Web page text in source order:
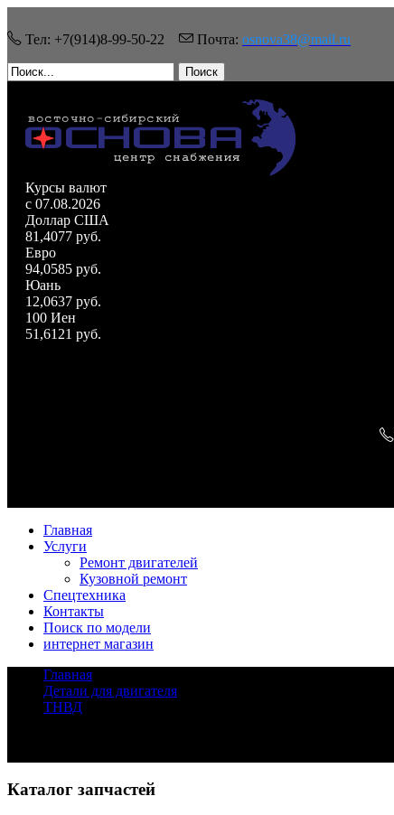
Тел: +7(914)8-99-50-22 Почта: osnova38@mail.ru
Поиск
Курсы валют
c 07.08.2026
Доллар США
81,4077 руб.
Евро
94,0585 руб.
Юань
12,0637 руб.
100 Иен
51,6121 руб.
Главная
Услуги
Ремонт двигателей
Кузовной ремонт
Спецтехника
Контакты
Поиск по модели
интернет магазин
Главная
Детали для двигателя
ТНВД
Каталог запчастей